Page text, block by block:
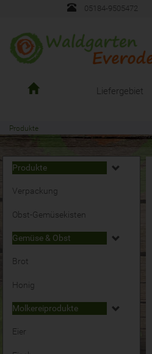
05184-9505472
GemüsekisteLiefergebiet
Produkte
Produkte
Verpackung
Obst-Gemüsekisten
Gemüse & Obst
Brot
Honig
Molkereiprodukte
Eier